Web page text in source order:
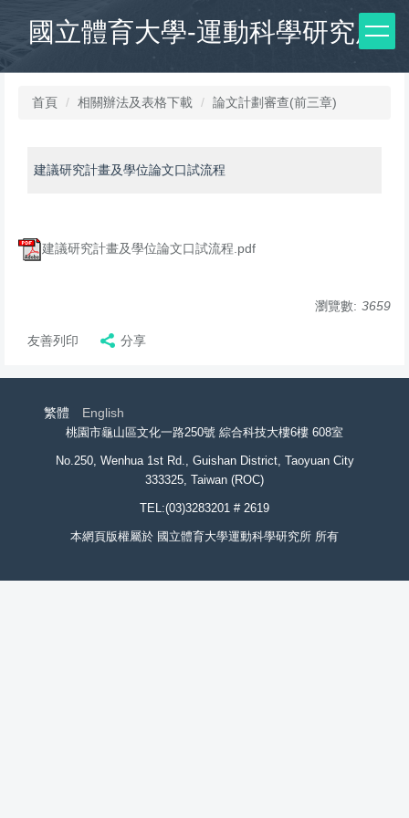
要
國立體育大學-運動科學研究所
首頁 相關辦法及表格下載 論文計劃審查(前三章)
建議研究計畫及學位論文口試流程
建議研究計畫及學位論文口試流程.pdf
瀏覽數: 3659
友善列印 分享
繁體 English
桃園市龜山區文化一路250號 綜合科技大樓6樓 608室
No.250, Wenhua 1st Rd., Guishan District, Taoyuan City
333325, Taiwan (ROC)
TEL:(03)3283201 # 2619
本網頁版權屬於 國立體育大學運動科學研究所 所有